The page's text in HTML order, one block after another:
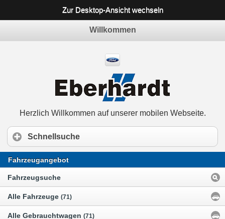
Zur Desktop-Ansicht wechseln
Willkommen
Herzlich Willkommen auf unserer mobilen Webseite.
Schnellsuche
Fahrzeugangebot
Fahrzeugsuche
Alle Fahrzeuge (71)
Alle Gebrauchtwagen (71)